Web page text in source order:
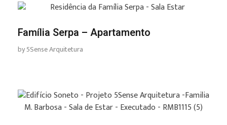
Família Serpa – Apartamento
by5Sense Arquitetura